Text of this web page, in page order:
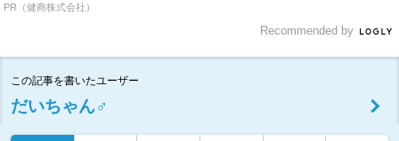
PR（健商株式会社）
Recommended by
この記事を書いたユーザー
だいちゃん♂